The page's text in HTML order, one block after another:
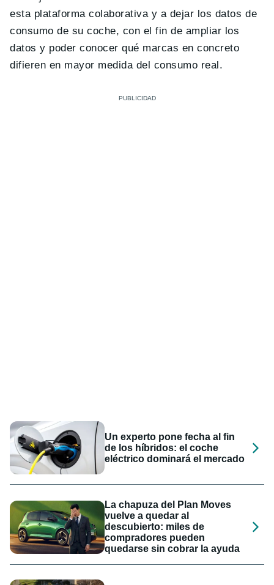
esta plataforma colaborativa y a dejar los datos de
consumo de su coche, con el fin de ampliar los
datos y poder conocer qué marcas en concreto
difieren en mayor medida del consumo real.
Un experto pone fecha al fin
de los híbridos: el coche
eléctrico dominará el mercado
La chapuza del Plan Moves
vuelve a quedar al
descubierto: miles de
compradores pueden
quedarse sin cobrar la ayuda